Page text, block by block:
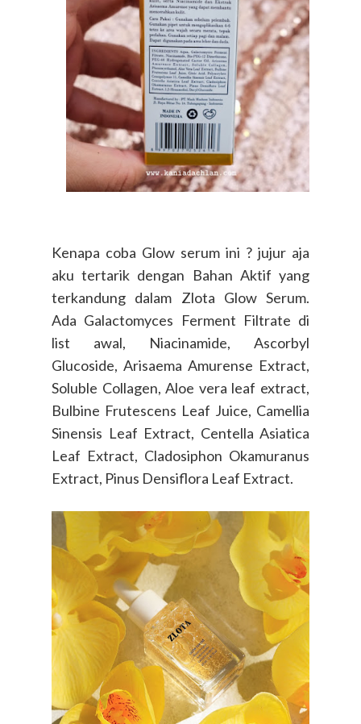
Kenapa coba Glow serum ini ? jujur aja
aku tertarik dengan Bahan Aktif yang
terkandung dalam Zlota Glow Serum.
Ada Galactomyces Ferment Filtrate di
list awal, Niacinamide, Ascorbyl
Glucoside, Arisaema Amurense Extract,
Soluble Collagen, Aloe vera leaf extract,
Bulbine Frutescens Leaf Juice, Camellia
Sinensis Leaf Extract, Centella Asiatica
Leaf Extract, Cladosiphon Okamuranus
Extract, Pinus Densiflora Leaf Extract.